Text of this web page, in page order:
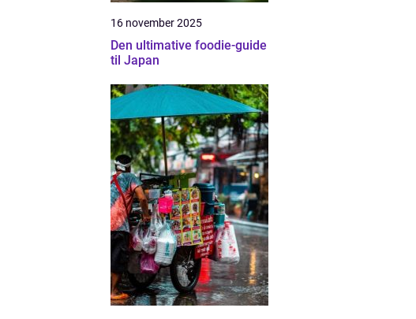
16 november 2025
Den ultimative foodie-guide
til Japan